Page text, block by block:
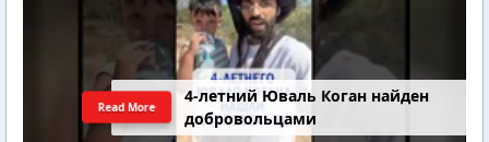
4-летний Юваль Коган найден
добровольцами
Read More